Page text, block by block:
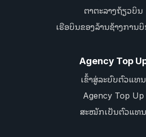
ຕາຕະລາງຖ້ຽວບິນ
ເຮືອບິນຂອງລ້ານຊ້າງການ
Agency Top
ເຂົ້າສູ່ລະບົບຕົວແທນ
Agency Top Up
ສະໝັກເປັນຕົວແທນ